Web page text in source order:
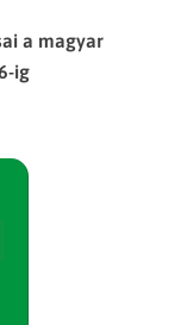
a magyar
ig